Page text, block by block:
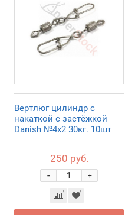
Вертлюг цилиндр с
накаткой с застёжкой
Danish №4х2 30кг. 10шт
250 руб.
+
-